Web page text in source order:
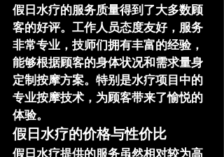
假日水疗的服务质量得到了大多数顾
客的好评。工作人员态度友好，服务
非常专业，技师们拥有丰富的经验，
能够根据顾客的身体状况和需求量身
定制按摩方案。特别是水疗项目中的
专业按摩技术，为顾客带来了愉悦的
体验。
假日水疗的价格与性价比
假日水疗提供的服务虽然相对较为高